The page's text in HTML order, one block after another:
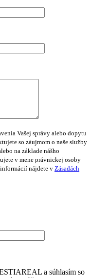
Vašej správy alebo dopytu
so záujmom o naše služby
na základe nášho
v mene právnickej osoby
nájdete v Zásadách
a súhlasím so